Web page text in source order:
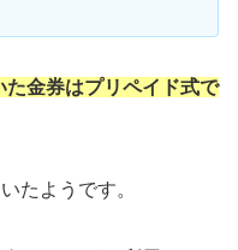
金券はプリペイド式で
たようです。